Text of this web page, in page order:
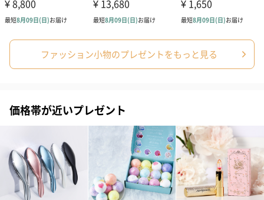
ファッション小物のプレゼントをもっと見る
価格帯が近いプレゼント